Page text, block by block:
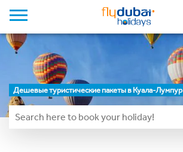
Дешевые туристические пакеты в Куала-Лумпур